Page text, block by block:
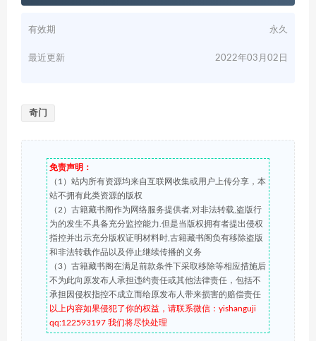
有效期 永久
最近更新 2022年03月02日
奇门
免责声明：
（1）站内所有资源均来自互联网收集或用户上传分享，本
站不拥有此类资源的版权
（2）古籍藏书阁作为网络服务提供者,对非法转载,盗版行
为的发生不具备充分监控能力.但是当版权拥有者提出侵权
指控并出示充分版权证明材料时,古籍藏书阁负有移除盗版
和非法转载作品以及停止继续传播的义务
（3）古籍藏书阁在满足前款条件下采取移除等相应措施后
不为此向原发布人承担违约责任或其他法律责任，包括不
承担因侵权指控不成立而给原发布人带来损害的赔偿责任
以上内容如果侵犯了你的权益，请联系微信：yishanguji
qq:122593197 我们将尽快处理